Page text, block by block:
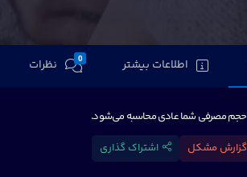
اطلاعات بیشتر 0 نظرات
حجم مصرفی شما عادی محاسبه می‌شود.
گزارش مشکل
اشتراک گذاری